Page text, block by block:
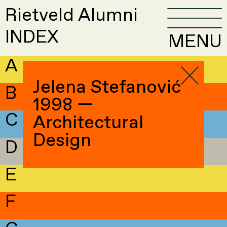
Rietveld Alumni
INDEX
MENU
A
B
C
D
E
F
Jelena Stefanović
1998 —
Architectural
Design